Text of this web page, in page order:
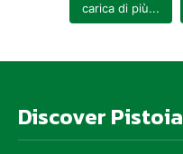
carica di più...
Discover Pistoia